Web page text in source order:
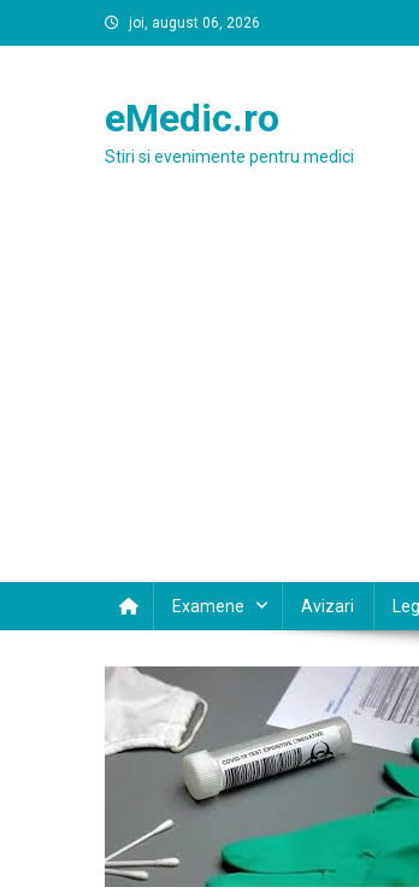
to
joi, august 06, 2026
eMedic.ro
Stiri si evenimente pentru medici
Examene Avizari